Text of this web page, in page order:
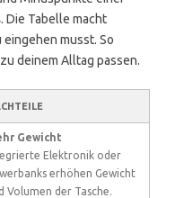
. Die Tabelle macht
musst. So
deinem Alltag passen.
Gewicht
Elektronik oder
erhöhen Gewicht
Volumen der Tasche.